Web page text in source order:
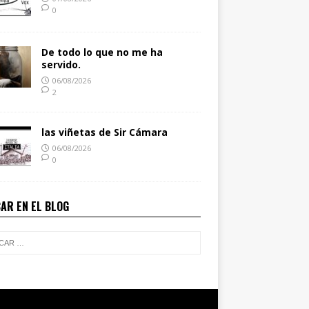
0
De todo lo que no me ha
servido.
06/08/2026
2
las viñetas de Sir Cámara
06/08/2026
0
EN EL BLOG